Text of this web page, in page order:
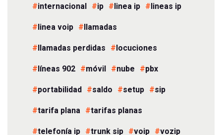
internacional
ip linea ip
lineas ip
linea voip
llamadas
llamadas perdidas
locuciones
líneas 902
móvil nube
pbx
portabilidad
saldo setup
sip
tarifa plana
tarifas planas
telefonía ip
trunk sip voip
vozip